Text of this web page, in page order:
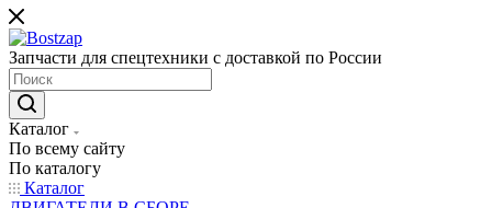
Запчасти для спецтехники с доставкой по России
Каталог
По всему сайту
По каталогу
Каталог